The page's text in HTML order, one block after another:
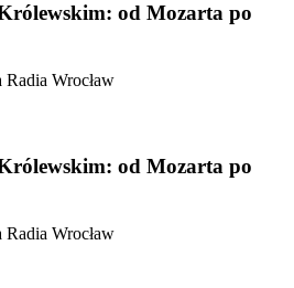
od Mozarta po
Wrocław
od Mozarta po
Wrocław